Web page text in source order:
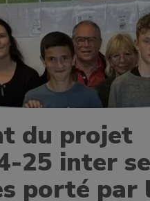
du projet
25 inter
porté par